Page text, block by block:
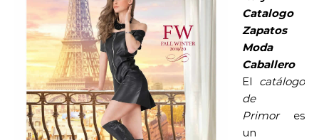
Catalogo
Zapatos
Moda
Caballero
El catálogo
de
Primores
un